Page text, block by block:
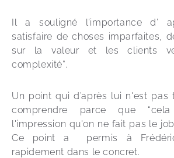
Il a souligné l’importance d’
satisfaire de choses imparfaites,
sur la valeur et les clients
complexité”.
Un point qui d’après lui n'est pas
comprendre parce que
l'impression qu'on ne fait pas le
Ce point a  permis à
rapidement dans le concret.